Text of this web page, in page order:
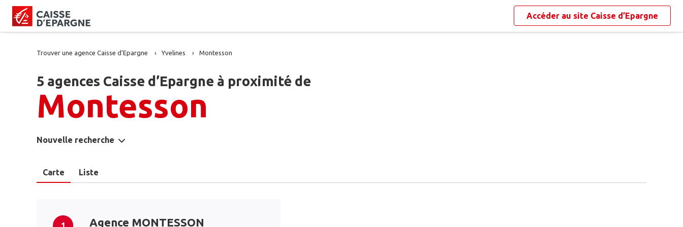
Accéder au site Caisse d’Epargne
Trouver une agence Caisse d’Epargne Yvelines Montesson
5 agences Caisse d’Epargne à proximité de
Montesson
Nouvelle recherche
Carte Liste
Agence MONTESSON